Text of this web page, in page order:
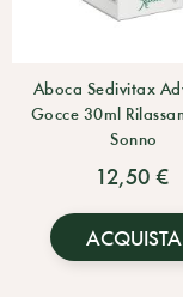
Aboca Sedivitax
Gocce 30ml
Sonno
12,50 €
ACQUISTA